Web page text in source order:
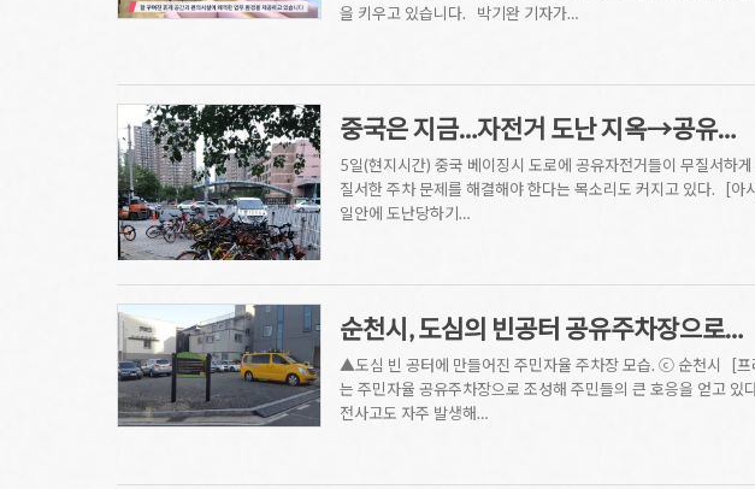
을 키우고 있습니다. 박기완 기자가…
중국은 지금…자전거 도난 지옥→공유…
5일(현지시간) 중국 베이징시 도로에 공유자전거들이 무질서하
질서한 주차 문제를 해결해야 한다는 목소리도 커지고 있다. [아
일안에 도난당하기…
순천시, 도심의 빈공터 공유주차장으로…
▲도심 빈 공터에 만들어진 주민자율 주차장 모습. ⓒ 순천시 [프
는 주민자율 공유주차장으로 조성해 주민들의 큰 호응을 얻고
전사고도 자주 발생해…